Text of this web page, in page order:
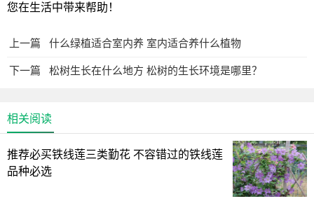
您在生活中带来帮助！
上一篇 什么绿植适合室内养 室内适合养什么植物
下一篇 松树生长在什么地方 松树的生长环境是哪里？
相关阅读
推荐必买铁线莲三类勤花 不容错过的铁线莲
品种必选